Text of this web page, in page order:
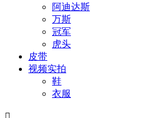
阿迪达斯
万斯
冠军
虎头
皮带
视频实拍
鞋
衣服